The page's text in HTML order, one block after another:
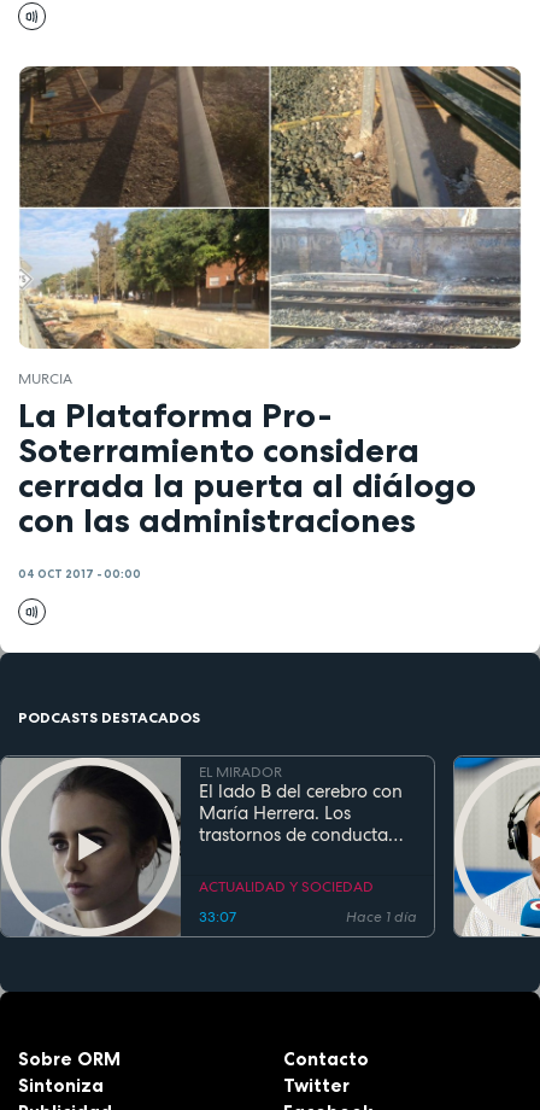
MURCIA
La Plataforma Pro-
Soterramiento considera
cerrada la puerta al diálogo
con las administraciones
04 OCT 2017 - 00:00
PODCASTS DESTACADOS
EL MIRADOR
El lado B del cerebro con
María Herrera. Los
trastornos de conducta
ACTUALIDAD Y SOCIEDAD
33:07
Hace 1 día
Sobre ORM
Sintoniza
Contacto
Twitter